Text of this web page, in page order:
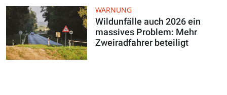
WARNUNG
Wildunfälle auch 2026 ein
massives Problem: Mehr
Zweiradfahrer beteiligt